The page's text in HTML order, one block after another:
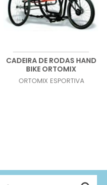
CADEIRA DE RODAS HAND
BIKE ORTOMIX
ORTOMIX ESPORTIVA